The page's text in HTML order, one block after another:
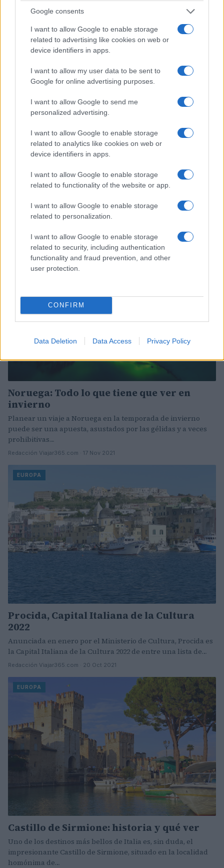
Google consents
I want to allow Google to enable storage
related to advertising like cookies on web or
device identifiers in apps.
I want to allow my user data to be sent to
Google for online advertising purposes.
I want to allow Google to send me
personalized advertising.
I want to allow Google to enable storage
related to analytics like cookies on web or
device identifiers in apps.
I want to allow Google to enable storage
related to functionality of the website or app.
I want to allow Google to enable storage
related to personalization.
I want to allow Google to enable storage
related to security, including authentication
functionality and fraud prevention, and other
user protection.
CONFIRM
Data Deletion Data Access Privacy Policy
Islas Baleares, es famosa por sus espectaculares playas, su
fantástico clima…
Redacción Viajar365.com · 23 Jun 2023
Este año elige un viaje en crucero por el
Mediterráneo
Costa Cruceros ofrece la oportunidad de recorrer diferentes
ciudades según el itinerario que se haya elegido.
EUROPA
Noruega: Todo lo que tiene que ver en
invierno
Planear un viaje a Noruega en la temporada de invierno
puede ser una apuesta, asustados por las gélidas y a veces
prohibitivas…
Redacción Viajar365.com · 17 Nov 2021
EUROPA
Procida, Capital Italiana de la Cultura
2022
Anunciada en enero por el Ministerio de Cultura, Procida es
la Capital Italiana de la Cultura 2022 de entre una lista de…
Redacción Viajar365.com · 20 Oct 2021
EUROPA
Castillo de Sirmione: historia y qué ver
Uno de los destinos más bellos de Italia es, sin duda, el
impresionante Castillo de Sirmione, situado en la localidad
homónima de…